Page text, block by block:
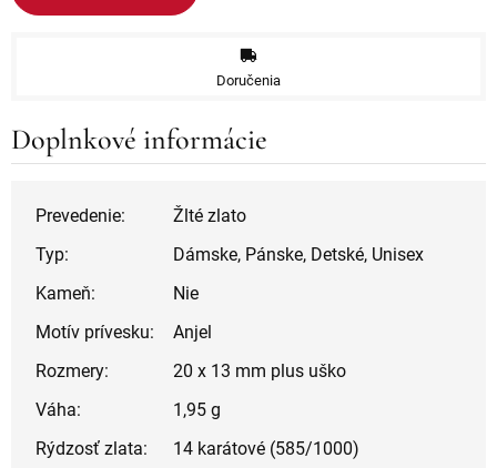
Doručenia
Doplnkové informácie
Prevedenie:
Žlté zlato
Typ:
Dámske, Pánske, Detské, Unisex
Kameň:
Nie
Motív prívesku:
Anjel
Rozmery:
20 x 13 mm plus uško
Váha:
1,95 g
Rýdzosť zlata:
14 karátové (585/1000)